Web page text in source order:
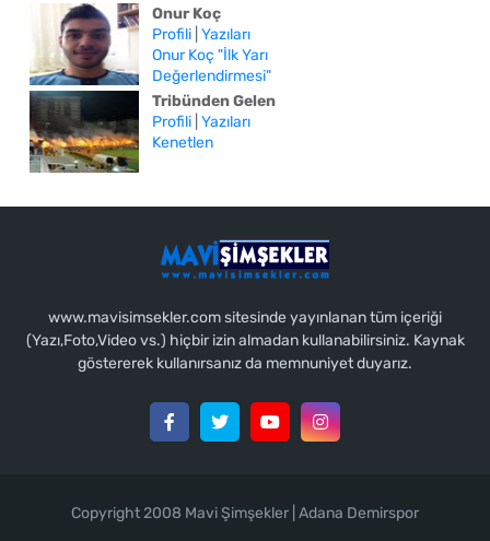
Onur Koç
Profili Yazıları
Onur Koç "İlk Yarı
Değerlendirmesi"
Tribünden Gelen
Profili Yazıları
Kenetlen
www.mavisimsekler.com sitesinde yayınlanan tüm içeriği
(Yazı,Foto,Video vs.) hiçbir izin almadan kullanabilirsiniz. Kaynak
göstererek kullanırsanız da memnuniyet duyarız.
Copyright 2008 Mavi Şimşekler | Adana Demirspor